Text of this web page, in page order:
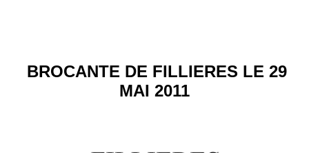
BROCANTE DE FILLIERES LE 29
MAI 2011